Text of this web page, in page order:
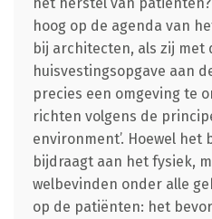
hoog op de agenda van
bij architecten, als zij met
huisvestingsopgave aan
precies een omgeving te
richten volgens de
environment’. Hoewel
bijdraagt aan het fysiek,
welbevinden onder alle
op de patiënten: het